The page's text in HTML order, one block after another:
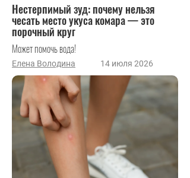
Нестерпимый зуд: почему нельзя
чесать место укуса комара — это
порочный круг
Может помочь вода!
Елена Володина 14 июля 2026